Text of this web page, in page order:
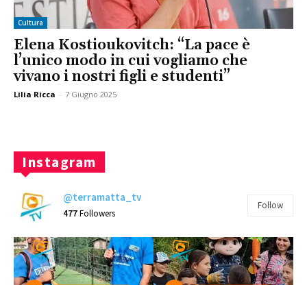
Cultura
Elena Kostioukovitch: “La pace è
l’unico modo in cui vogliamo che
vivano i nostri figli e studenti”
Lilia Ricca - 7 Giugno 2025
Instagram
@terramatta_tv
477Followers
Follow